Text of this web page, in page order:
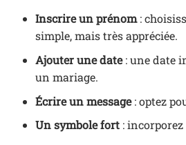
Inscrire un prénom:
simple, mais très appréciée.
Ajouter une date: une date
un mariage.
Écrire un message: optez
Un symbole fort: incorporez